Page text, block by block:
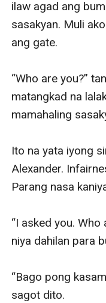
ilaw agad ang
sasakyan. Muli
ang gate.
“Who are you?”
matangkad na
mamahaling
Ito na yata iyong
Alexander.
Parang nasa
“I asked you.
niya dahilan para
“Bago pong
sagot dito.